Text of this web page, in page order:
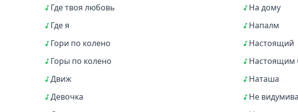
Где твоя любовь
Где я
Гори по колено
Горы по колено
Движ
Девочка
На дому
Напалм
Настоящий
Настоящим
Наташа
Не